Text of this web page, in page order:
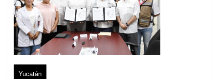
Yucatán